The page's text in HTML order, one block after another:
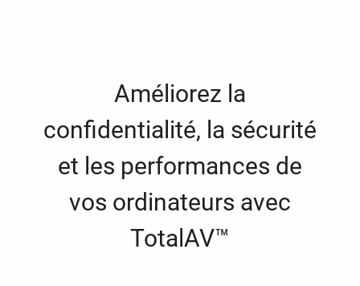
Améliorez la
confidentialité, la sécurité
et les performances de
vos ordinateurs avec
TotalAV™